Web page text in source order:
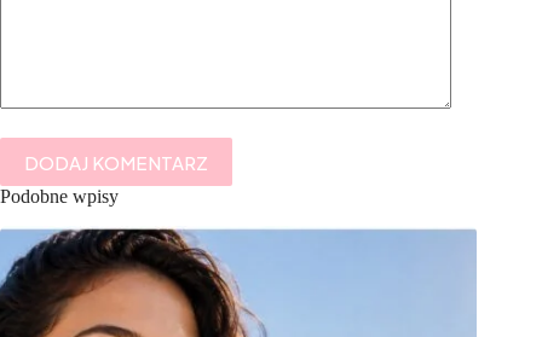
DODAJ KOMENTARZ
Podobne wpisy